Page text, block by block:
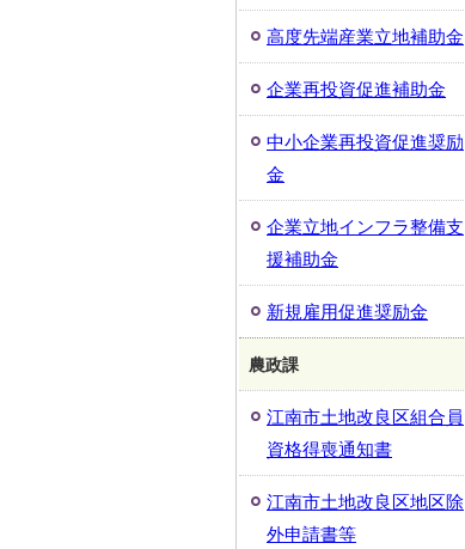
高度先端産業立地補助金
企業再投資促進補助金
中小企業再投資促進奨励
金
企業立地インフラ整備支
援補助金
新規雇用促進奨励金
農政課
江南市土地改良区組合員
資格得喪通知書
江南市土地改良区地区除
外申請書等